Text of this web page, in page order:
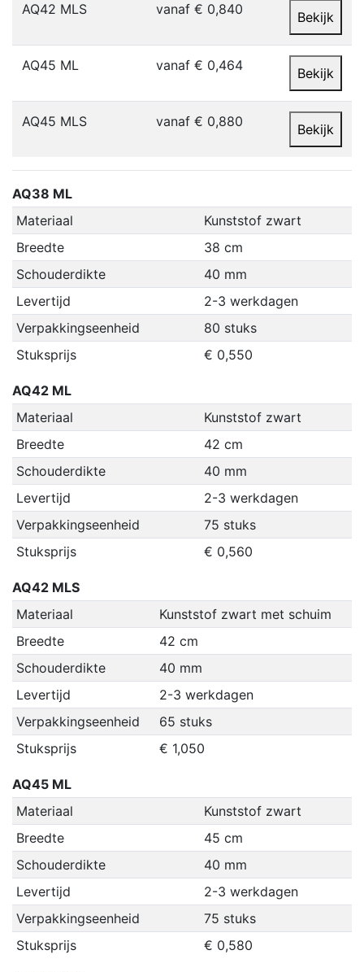
AQ42 MLS vanaf € 0,840 Bekijk
AQ45 ML vanaf € 0,464 Bekijk
AQ45 MLS vanaf € 0,880 Bekijk
AQ38 ML
Materiaal
Kunststof zwart
Breedte
38 cm
Schouderdikte
40 mm
Levertijd
2-3 werkdagen
Verpakkingseenheid
80 stuks
Stuksprijs
€ 0,550
AQ42 ML
Materiaal
Kunststof zwart
Breedte
42 cm
Schouderdikte
40 mm
Levertijd
2-3 werkdagen
Verpakkingseenheid
75 stuks
Stuksprijs
€ 0,560
AQ42 MLS
Materiaal
Kunststof zwart met schuim
Breedte
42 cm
Schouderdikte
40 mm
Levertijd
2-3 werkdagen
Verpakkingseenheid
65 stuks
Stuksprijs
€ 1,050
AQ45 ML
Materiaal
Kunststof zwart
Breedte
45 cm
Schouderdikte
40 mm
Levertijd
2-3 werkdagen
Verpakkingseenheid
75 stuks
Stuksprijs
€ 0,580